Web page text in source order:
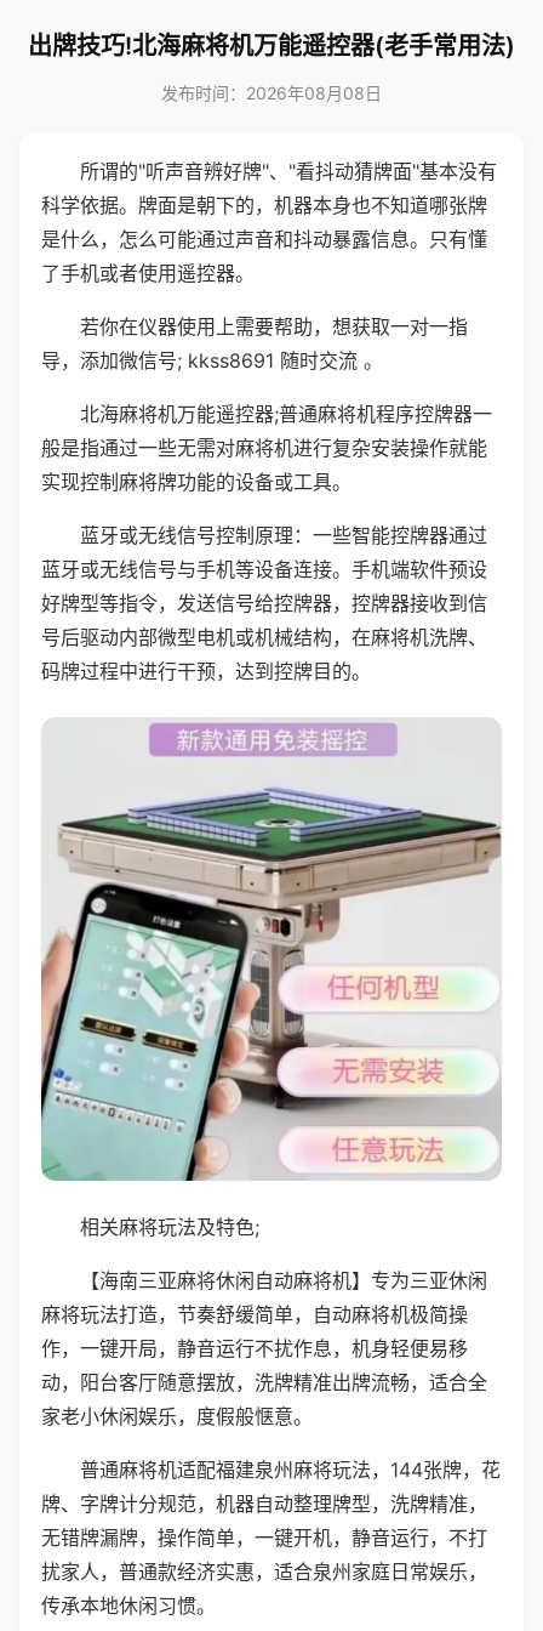
出牌技巧!北海麻将机万能遥控器(老手常用法)
发布时间：2026年08月08日
所谓的"听声音辨好牌"、"看抖动猜牌面"基本没有
科学依据。牌面是朝下的，机器本身也不知道哪张牌
是什么，怎么可能通过声音和抖动暴露信息。只有懂
了手机或者使用遥控器。
若你在仪器使用上需要帮助，想获取一对一指
导，添加微信号; kkss8691 随时交流 。
北海麻将机万能遥控器;普通麻将机程序控牌器一
般是指通过一些无需对麻将机进行复杂安装操作就能
实现控制麻将牌功能的设备或工具。
蓝牙或无线信号控制原理：一些智能控牌器通过
蓝牙或无线信号与手机等设备连接。手机端软件预设
好牌型等指令，发送信号给控牌器，控牌器接收到信
号后驱动内部微型电机或机械结构，在麻将机洗牌、
码牌过程中进行干预，达到控牌目的。
相关麻将玩法及特色;
【海南三亚麻将休闲自动麻将机】专为三亚休闲
麻将玩法打造，节奏舒缓简单，自动麻将机极简操
作，一键开局，静音运行不扰作息，机身轻便易移
动，阳台客厅随意摆放，洗牌精准出牌流畅，适合全
家老小休闲娱乐，度假般惬意。
普通麻将机适配福建泉州麻将玩法，144张牌，花
牌、字牌计分规范，机器自动整理牌型，洗牌精准，
无错牌漏牌，操作简单，一键开机，静音运行，不打
扰家人，普通款经济实惠，适合泉州家庭日常娱乐，
传承本地休闲习惯。